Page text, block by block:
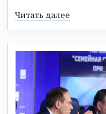
Читать далее